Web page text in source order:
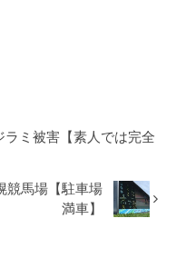
ラミ被害【素人では完全
競馬場【駐車場
満車】